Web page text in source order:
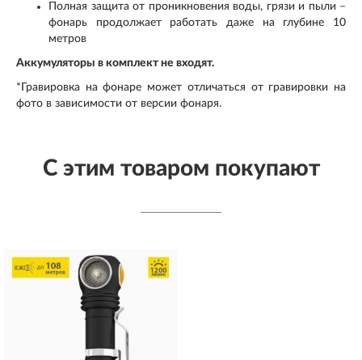
Полная защита от проникновения воды, грязи и пыли –
фонарь продолжает работать даже на глубине 10
метров
Аккумуляторы в комплект не входят.
*Гравировка на фонаре может отличаться от гравировки на
фото в зависимости от версии фонаря.
С этим товаром покупают